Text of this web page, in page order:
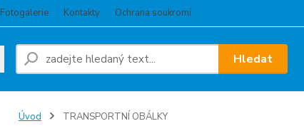
Fotogalerie Kontakty Ochrana soukromí
Hledat
Úvod TRANSPORTNÍ OBÁLKY